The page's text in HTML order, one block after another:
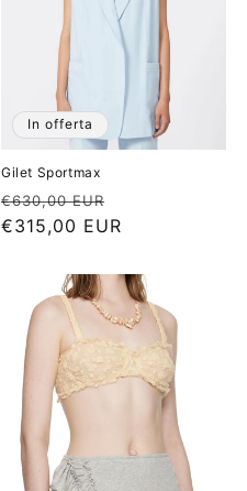
In offerta
Gilet Sportmax
Prezzo
di
€630,00 EUR
scontato
€315,00 EUR